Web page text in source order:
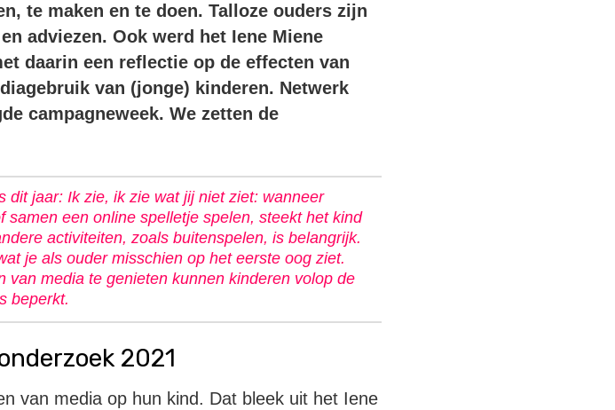
te maken en te doen. Talloze ouders zijn
adviezen. Ook werd het Iene Miene
daarin een reflectie op de effecten van
van (jonge) kinderen. Netwerk
campagneweek. We zetten de
dit jaar: Ik zie, ik zie wat jij niet ziet: wanneer
een online spelletje spelen, steekt het kind
activiteiten, zoals buitenspelen, is belangrijk.
je als ouder misschien op het eerste oog ziet.
media te genieten kunnen kinderen volop de
beperkt.
2021
van media op hun kind. Dat bleek uit het Iene